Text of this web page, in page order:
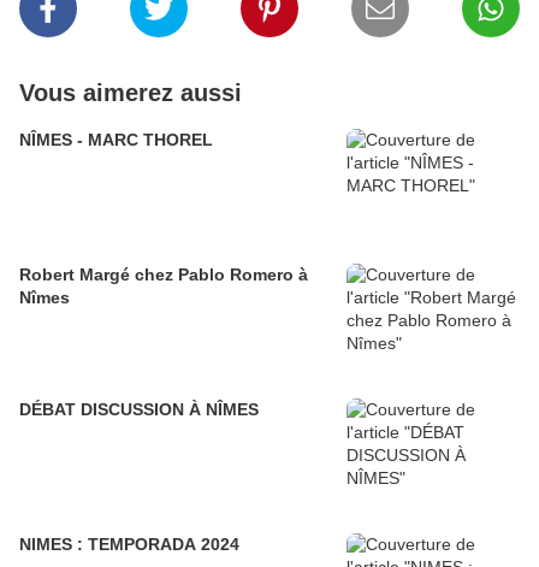
Vous aimerez aussi
NÎMES - MARC THOREL
Robert Margé chez Pablo Romero à
Nîmes
DÉBAT DISCUSSION À NÎMES
NIMES : TEMPORADA 2024